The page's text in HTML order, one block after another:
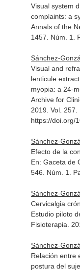
Visual system
complaints: a
Annals of the
1457. Núm. 1.
Sánchez-
Visual and
lenticule
myopia: a 24-
Archive for
2019. Vol. 257.
https://doi.org/
Sánchez-
Efecto de la
En: Gaceta de
546. Núm. 1.
Sánchez-
Cervicalgia
Estudio piloto
Fisioterapia .
Sánchez-
Relación entre
postura del